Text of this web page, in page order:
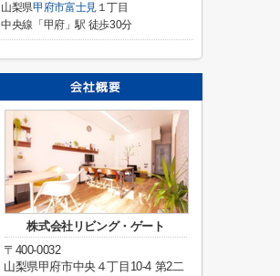
山梨県甲府市富士見１丁目
中央線「甲府」駅 徒歩30分
株式会社リビング・ゲート
〒400-0032
山梨県甲府市中央４丁目10-4 第2二